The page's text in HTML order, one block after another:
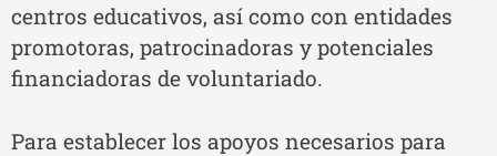
centros educativos, así como con entidades
promotoras, patrocinadoras y potenciales
financiadoras de voluntariado.
Para establecer los apoyos necesarios para